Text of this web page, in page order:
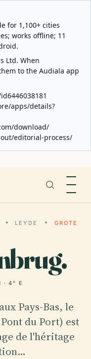
for 1,100+ cities
works offline; 11
Ltd. When
to the Audiala app
apps/details?
download/
editorial-process/
LEYDE
GROTE
· 4° E
Pays-Bas, le
du Port) est
de l'héritage